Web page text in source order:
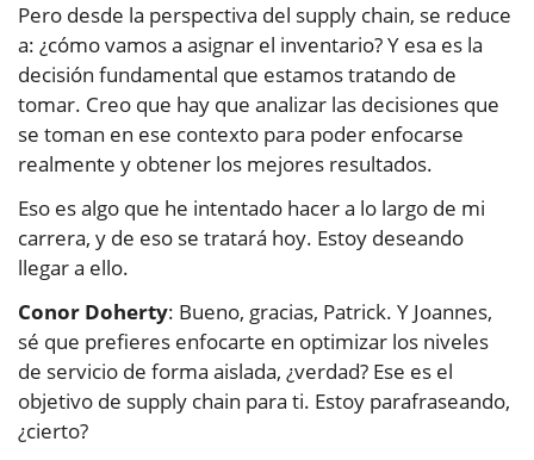
Pero desde la perspectiva del supply chain, se reduce
a: ¿cómo vamos a asignar el inventario? Y esa es la
decisión fundamental que estamos tratando de
tomar. Creo que hay que analizar las decisiones que
se toman en ese contexto para poder enfocarse
realmente y obtener los mejores resultados.
Eso es algo que he intentado hacer a lo largo de mi
carrera, y de eso se tratará hoy. Estoy deseando
llegar a ello.
Conor Doherty: Bueno, gracias, Patrick. Y Joannes,
sé que prefieres enfocarte en optimizar los niveles
de servicio de forma aislada, ¿verdad? Ese es el
objetivo de supply chain para ti. Estoy parafraseando,
¿cierto?